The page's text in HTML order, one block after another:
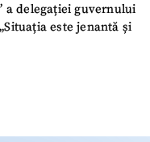
a delegației guvernului
este jenantă și